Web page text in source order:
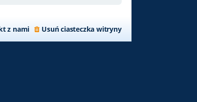
Usuń ciasteczka witryny
z nami